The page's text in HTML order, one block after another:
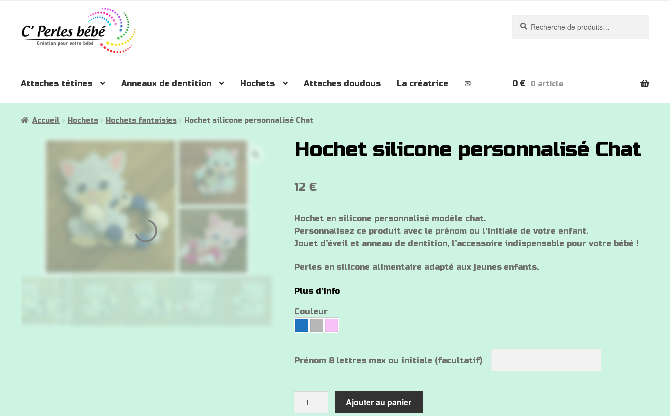
à
la
au
contenu
pour :
Attaches tétines Anneaux de dentition Hochets Attaches doudous La créatrice ✉ 0€ 0 article
Accueil Hochets Hochets fantaisies Hochet silicone personnalisé Chat
Hochet silicone personnalisé Chat
12 €
Hochet en silicone personnalisé modèle chat.
Personnalisez ce produit avec le prénom ou l’initiale de votre enfant.
Jouet d’éveil et anneau de dentition, l’accessoire indispensable pour votre bébé !
Perles en silicone alimentaire adapté aux jeunes enfants.
Plus d’info
Couleur
Prénom 8 lettres max ou initiale (facultatif)
Ajouter au panier